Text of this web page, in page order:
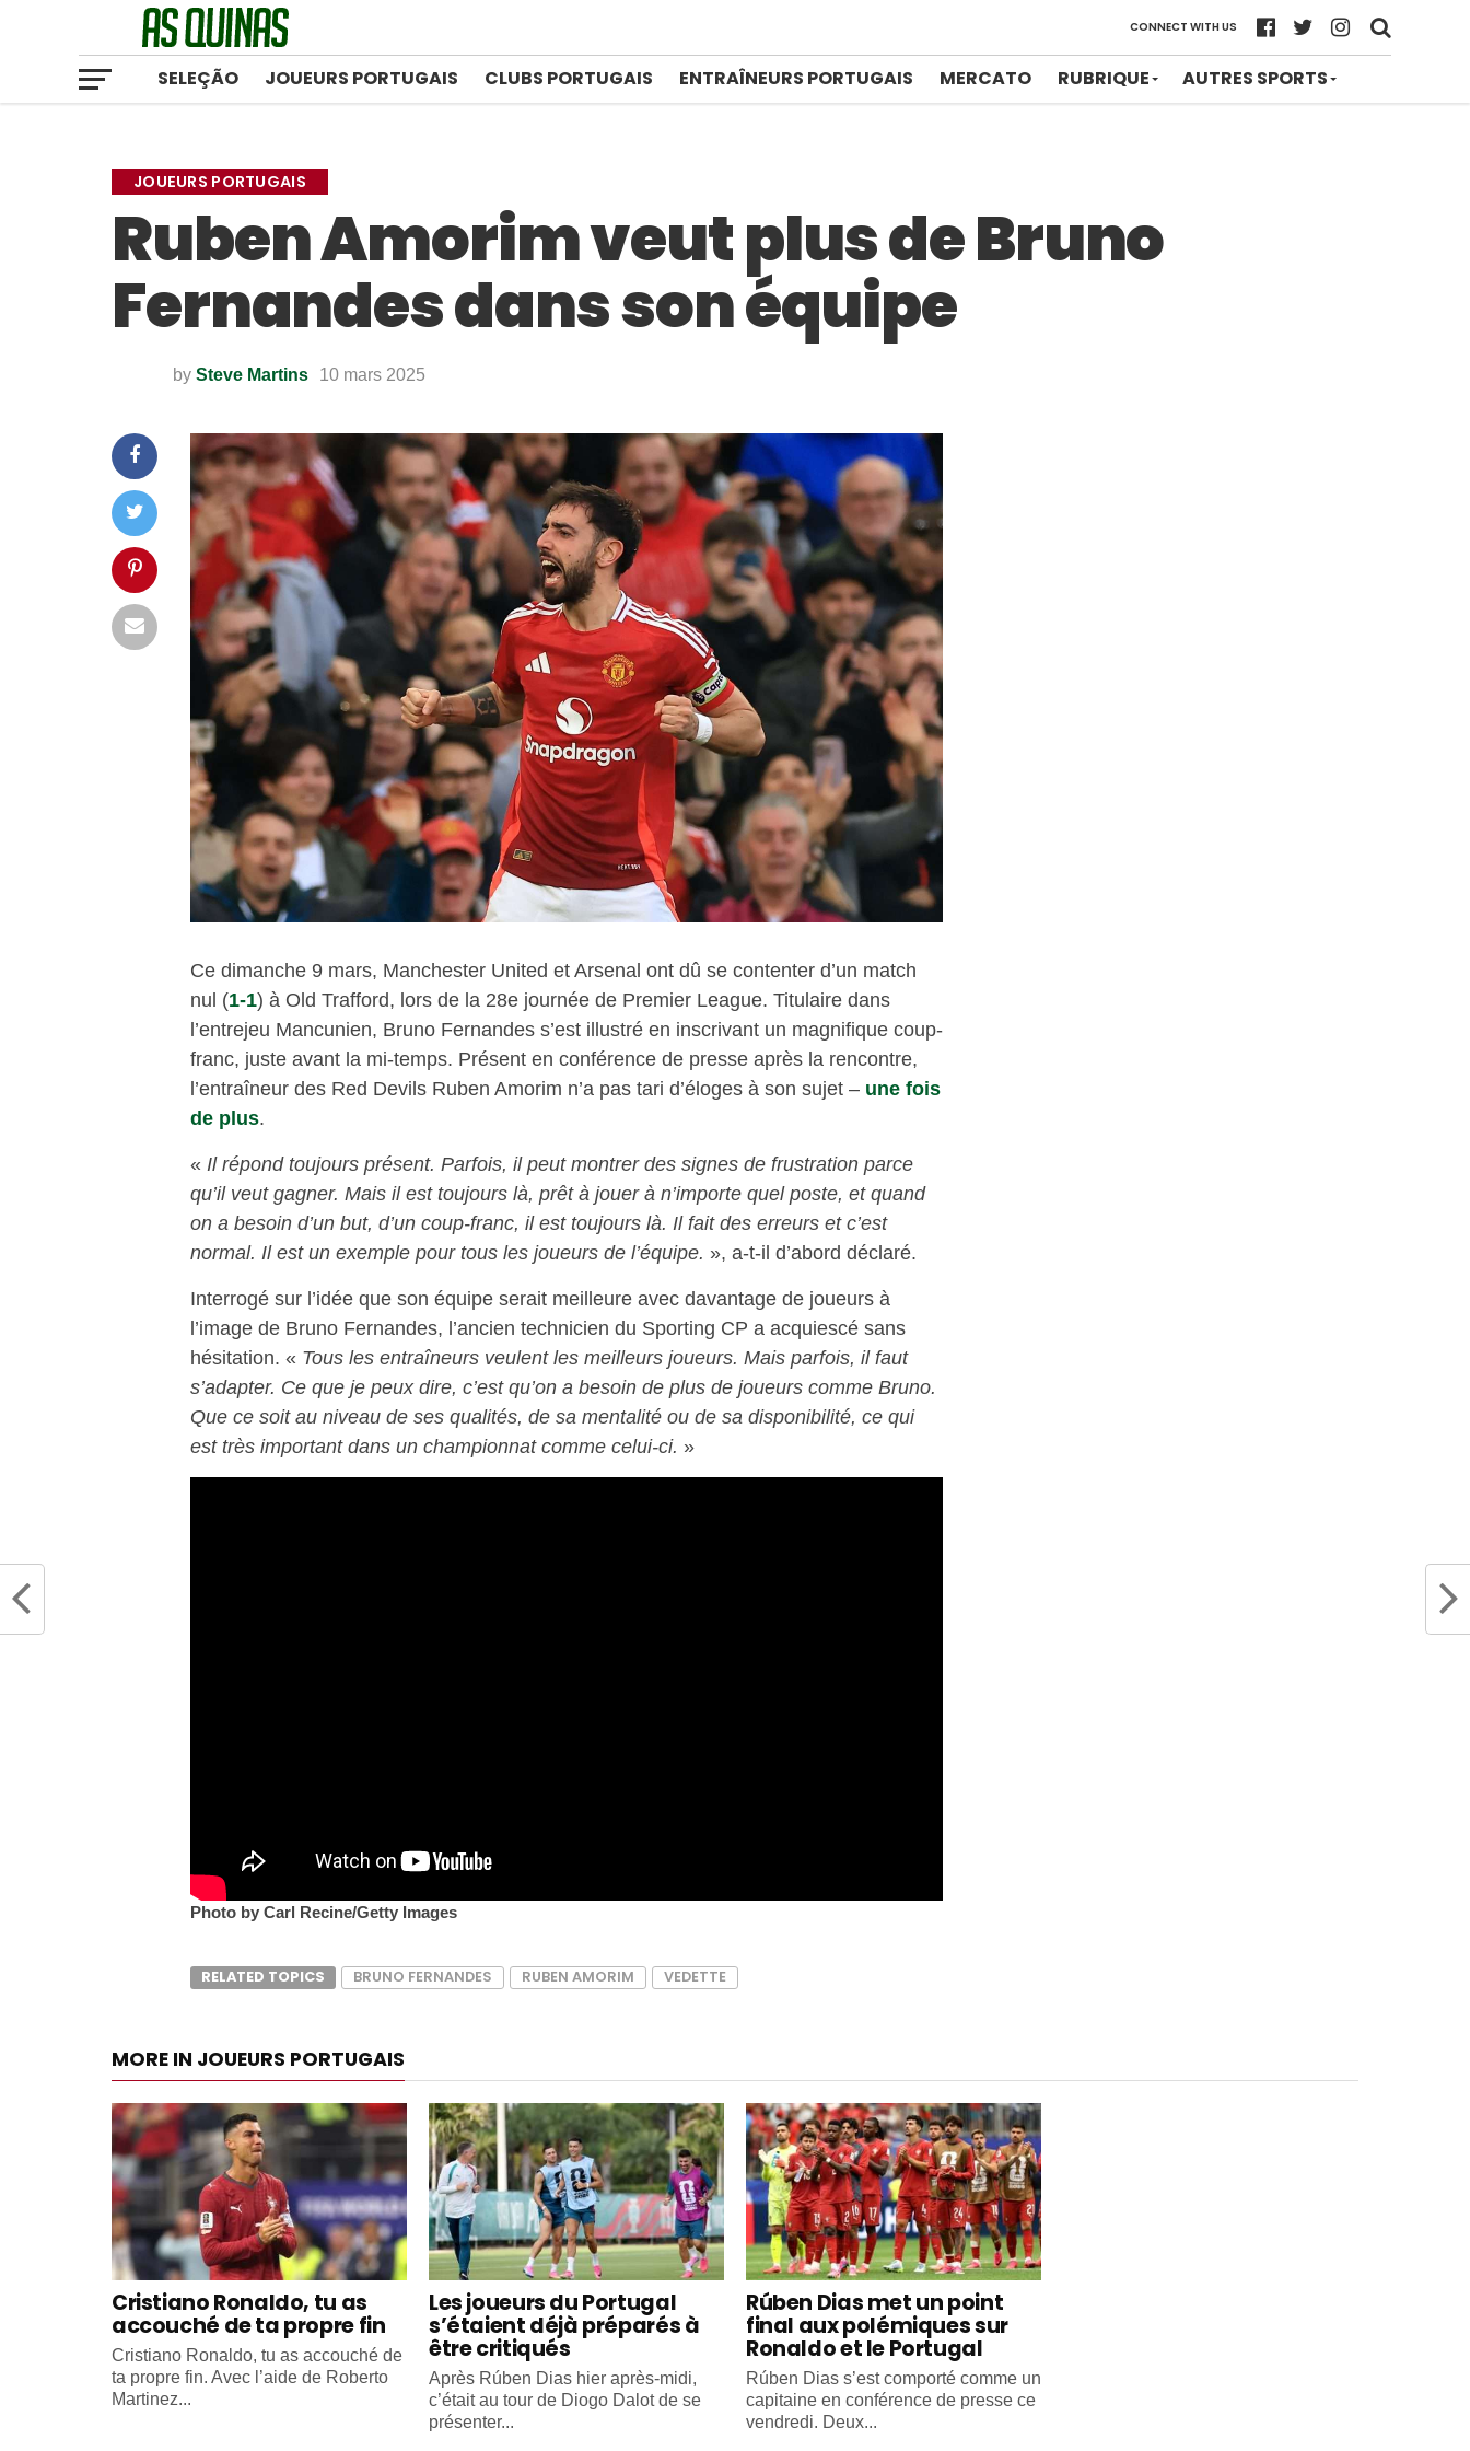
CONNECT WITH US
SELEÇÃO JOUEURS PORTUGAIS CLUBS PORTUGAIS ENTRAÎNEURS PORTUGAIS MERCATO RUBRIQUE AUTRES SPORTS
JOUEURS PORTUGAIS
Ruben Amorim veut plus de Bruno
Fernandes dans son équipe
by Steve Martins 10 mars 2025
Ce dimanche 9 mars, Manchester United et Arsenal ont dû se contenter d’un match
nul (1-1) à Old Trafford, lors de la 28e journée de Premier League. Titulaire dans
l’entrejeu Mancunien, Bruno Fernandes s’est illustré en inscrivant un magnifique coup-
franc, juste avant la mi-temps. Présent en conférence de presse après la rencontre,
l’entraîneur des Red Devils Ruben Amorim n’a pas tari d’éloges à son sujet – une fois
de plus.
« Il répond toujours présent. Parfois, il peut montrer des signes de frustration parce
qu’il veut gagner. Mais il est toujours là, prêt à jouer à n’importe quel poste, et quand
on a besoin d’un but, d’un coup-franc, il est toujours là. Il fait des erreurs et c’est
normal. Il est un exemple pour tous les joueurs de l’équipe. », a-t-il d’abord déclaré.
Interrogé sur l’idée que son équipe serait meilleure avec davantage de joueurs à
l’image de Bruno Fernandes, l’ancien technicien du Sporting CP a acquiescé sans
hésitation. « Tous les entraîneurs veulent les meilleurs joueurs. Mais parfois, il faut
s’adapter. Ce que je peux dire, c’est qu’on a besoin de plus de joueurs comme Bruno.
Que ce soit au niveau de ses qualités, de sa mentalité ou de sa disponibilité, ce qui
est très important dans un championnat comme celui-ci. »
Photo by Carl Recine/Getty Images
RELATED TOPICS BRUNO FERNANDES RUBEN AMORIM VEDETTE
MORE IN JOUEURS PORTUGAIS
Cristiano Ronaldo, tu as
accouché de ta propre fin
Cristiano Ronaldo, tu as accouché de
ta propre fin. Avec l’aide de Roberto
Martinez...
Les joueurs du Portugal
s’étaient déjà préparés à
être critiqués
Après Rúben Dias hier après-midi,
c’était au tour de Diogo Dalot de se
présenter...
Rúben Dias met un point
final aux polémiques sur
Ronaldo et le Portugal
Rúben Dias s’est comporté comme un
capitaine en conférence de presse ce
vendredi. Deux...